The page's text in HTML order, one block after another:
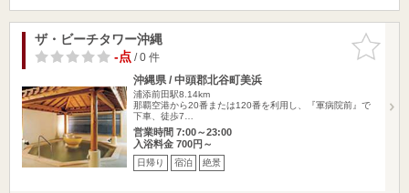
お気に入
りに追加
ザ・ビーチタワー沖縄
-点/ 0 件
沖縄県 / 中頭郡北谷町美浜
浦添前田駅8.14km
那覇空港から20番または120番を利用し、『軍病院前』で
下車、徒歩7…
営業時間 7:00～23:00
入浴料金 700円～
日帰り 宿泊 絶景